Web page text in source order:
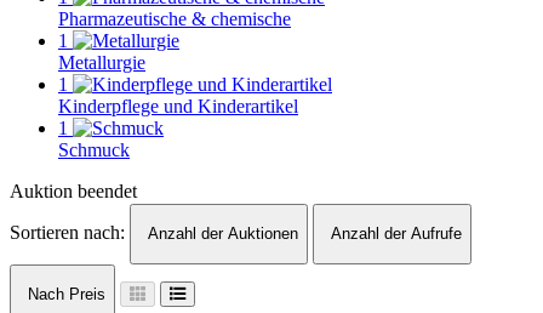
Pharmazeutische & chemische
1
Metallurgie
1
Kinderpflege und Kinderartikel
1
Schmuck
Auktion beendet
Sortieren nach:
Anzahl der Auktionen Anzahl der Aufrufe
Nach Preis